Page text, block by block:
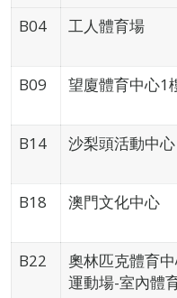
B04 工人體育場
B09
望廈體育中心1
B14
沙梨頭活動中心
B18
澳門文化中心
B22
奧林匹克體育
運動場-室內體